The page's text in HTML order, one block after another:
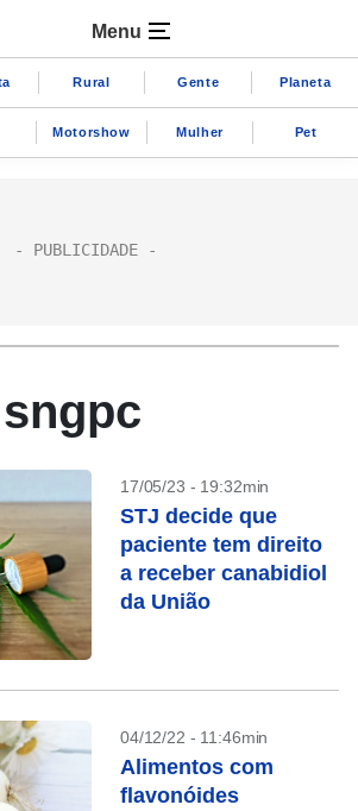
Menu
Rural Gente Planeta
Motorshow Mulher Pet
17/05/23 - 19:32min
STJ decide que
paciente tem direito
a receber canabidiol
da União
04/12/22 - 11:46min
Alimentos com
flavonóides